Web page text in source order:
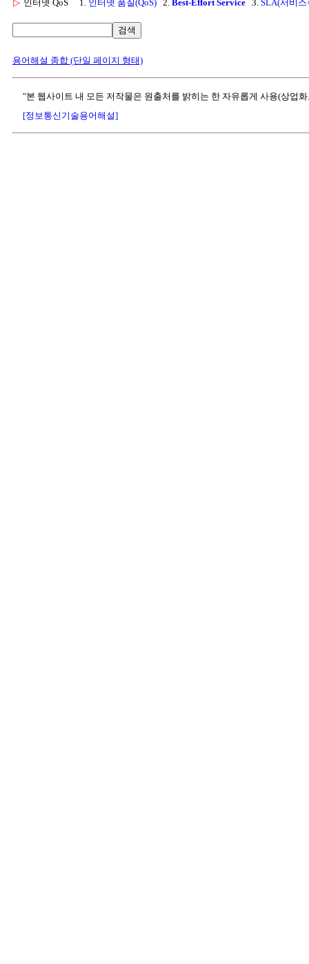
▷ 인터넷 QoS 1. 인터넷 품질(QoS) 2. Best-Effort Service 3. SLA(서비
검색
용어해설 종합 (단일 페이지 형태)
"본 웹사이트 내 모든 저작물은 원출처를 밝히는 한 자유롭게 사용(상업
[정보통신기술용어해설]